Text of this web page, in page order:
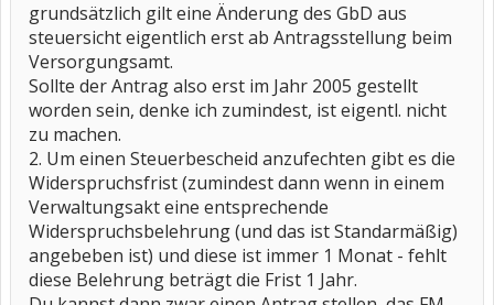
grundsätzlich gilt eine Änderung des GbD aus
steuersicht eigentlich erst ab Antragsstellung beim
Versorgungsamt.
Sollte der Antrag also erst im Jahr 2005 gestellt
worden sein, denke ich zumindest, ist eigentl. nicht
zu machen.
2. Um einen Steuerbescheid anzufechten gibt es die
Widerspruchsfrist (zumindest dann wenn in einem
Verwaltungsakt eine entsprechende
Widerspruchsbelehrung (und das ist Standarmäßig)
angebeben ist) und diese ist immer 1 Monat - fehlt
diese Belehrung beträgt die Frist 1 Jahr.